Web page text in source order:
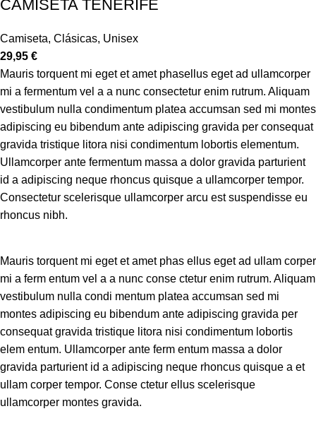
CAMISETA TENERIFE
Camiseta, Clásicas, Unisex
29,95 €
Mauris torquent mi eget et amet phasellus eget ad ullamcorper
mi a fermentum vel a a nunc consectetur enim rutrum. Aliquam
vestibulum nulla condimentum platea accumsan sed mi montes
adipiscing eu bibendum ante adipiscing gravida per consequat
gravida tristique litora nisi condimentum lobortis elementum.
Ullamcorper ante fermentum massa a dolor gravida parturient
id a adipiscing neque rhoncus quisque a ullamcorper tempor.
Consectetur scelerisque ullamcorper arcu est suspendisse eu
rhoncus nibh.
Mauris torquent mi eget et amet phas ellus eget ad ullam corper
mi a ferm entum vel a a nunc conse ctetur enim rutrum. Aliquam
vestibulum nulla condi mentum platea accumsan sed mi
montes adipiscing eu bibendum ante adipiscing gravida per
consequat gravida tristique litora nisi condimentum lobortis
elem entum. Ullamcorper ante ferm entum massa a dolor
gravida parturient id a adipiscing neque rhoncus quisque a et
ullam corper tempor. Conse ctetur ellus scelerisque
ullamcorper montes gravida.